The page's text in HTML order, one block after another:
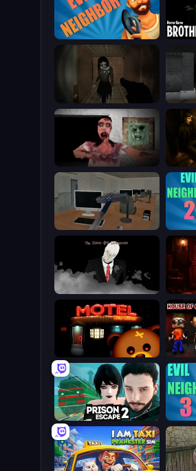
Evil Neighbor
Silent House
Office Horror Story
The Dawn of Slenderman
House of Celestina: Chapter Two
Bear Haven
Prison Escape 2